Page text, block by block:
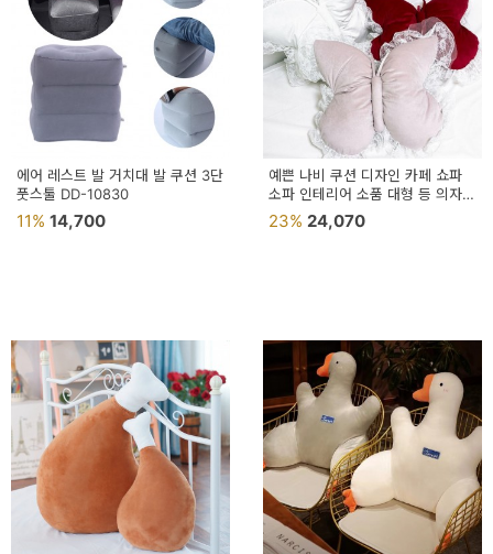
에어 레스트 발 거치대 발 쿠션 3단
풋스툴 DD-10830
11% 14,700
예쁜 나비 쿠션 디자인 카페 쇼파
소파 인테리어 소품 대형 등 의자
등받이
23% 24,070